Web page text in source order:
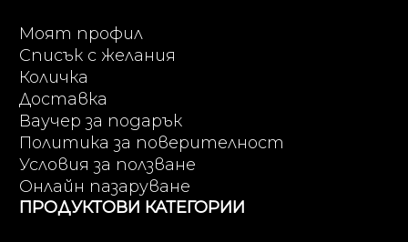
Моят профил
Списък с желания
Количка
Доставка
Ваучер за подарък
Политика за поверителност
Условия за ползване
Онлайн пазаруване
ПРОДУКТОВИ КАТЕГОРИИ